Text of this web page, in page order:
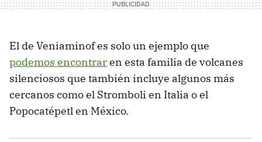
El de Veniaminof es solo un ejemplo que
podemos encontraren esta familia de volcanes
silenciosos que también incluye algunos más
cercanos como el Stromboli en Italia o el
Popocatépetl en México.